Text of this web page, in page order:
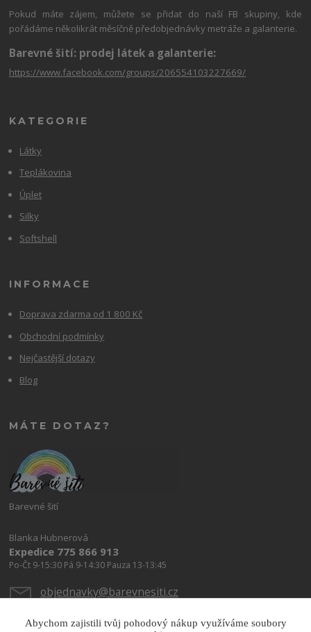
Pokud máte zájem, můžete se přidat do naší FB skupiny, kde
pořádáme několikrát měsíčně předobjednávky metráže a galanterie.
Barevné šití: prodej látek a galanterie:
https://www.facebook.com/groups/206554103227669/
KATEGORIE
Látky
Teplákovina
Úplet
Silky
Softshell
INFORMACE
Doprava zdarma od 1 800 Kč
Obchodní podmínky
Nejčastější dotazy
Blog
MÁTE DOTAZ?
Barevné šití
Blanka Hubnerová
Expedice 775 866 913
Po-Čt 9-15:30 Pá 9-14:30 Pauza 13-13:45
objednavky@barevnesiti.cz
Abychom zajistili tvůj pohodový nákup využíváme soubory